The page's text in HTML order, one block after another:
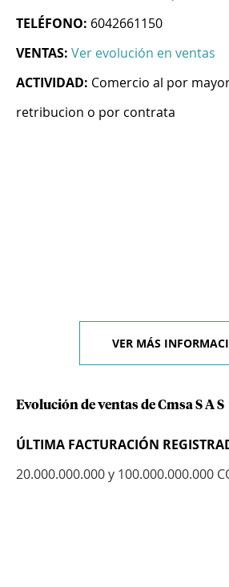
TELÉFONO: 6042661150
VENTAS: Ver evolución en ventas
ACTIVIDAD: Comercio al por
retribucion o por contrata
VER MÁS
Evolución de ventas de Cmsa S A S
ÚLTIMA FACTURACIÓN
20.000.000.000 y 100.000.000.000